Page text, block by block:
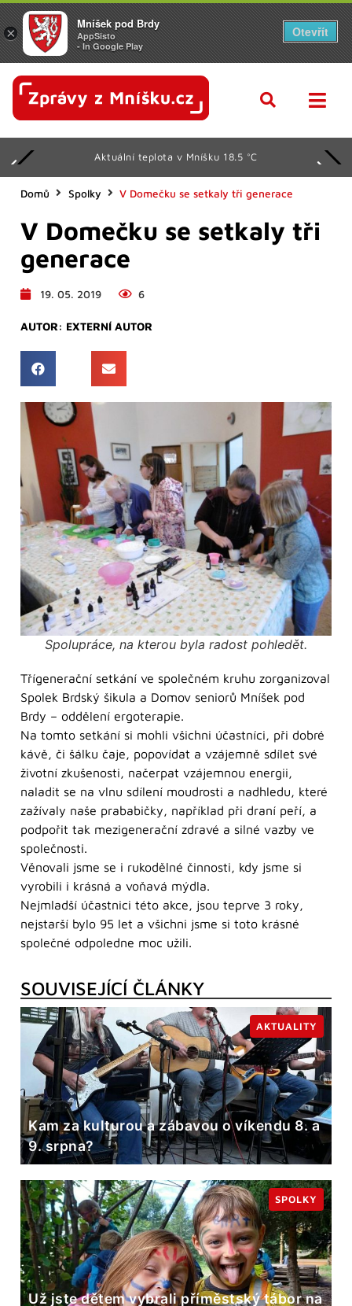
Aktuální teplota v Mníšku 18.5 °C
Domů Spolky V Domečku se setkaly tři generace
V Domečku se setkaly tři
generace
19. 05. 2019 6
AUTOR: EXTERNÍ AUTOR
Spolupráce, na kterou byla radost pohledět.
Třígenerační setkání ve společném kruhu zorganizoval
Spolek Brdský šikula a Domov seniorů Mníšek pod
Brdy – oddělení ergoterapie.
Na tomto setkání si mohli všichni účastníci, při dobré
kávě, či šálku čaje, popovídat a vzájemně sdílet své
životní zkušenosti, načerpat vzájemnou energii,
naladit se na vlnu sdílení moudrosti a nadhledu, které
zažívaly naše prababičky, například při draní peří, a
podpořit tak mezigenerační zdravé a silné vazby ve
společnosti.
Věnovali jsme se i rukodělné činnosti, kdy jsme si
vyrobili i krásná a voňavá mýdla.
Nejmladší účastnici této akce, jsou teprve 3 roky,
nejstarší bylo 95 let a všichni jsme si toto krásné
společné odpoledne moc užili.
SOUVISEJÍCÍ ČLÁNKY
Kam za kulturou a zábavou o víkendu 8. a
9. srpna?
AKTUALITY
Už jste dětem vybrali příměstský tábor na
SPOLKY
×
Mníšek pod Brdy
AppSisto
- In Google Play
Otevřít